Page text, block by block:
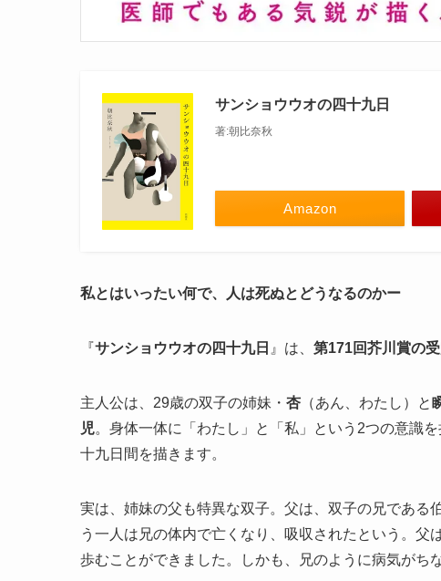
サンショウウオの四十九日
著:朝比奈秋
Amazon
私とはいったい何で、人は死ぬとどうなるのかー
『サンショウウオの四十九日 』は、 第171回芥川賞の
主人公は、29歳の双子の姉妹・ 杏 （あん、わたし）と
児。身体一体に「わたし」と「私」という2つの意識
十九日間を描きます。
実は、姉妹の父も特異な双子。父は、双子の兄である
う一人は兄の体内で亡くなり、吸収されたという。
歩むことができました。しかも、兄のように病気がち